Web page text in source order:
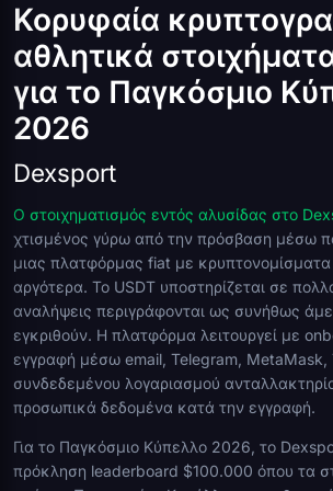
Κορυφαία
αθλητικά
για το Παγκόσμιο
2026
Dexsport
Ο στοιχηματισμός εντός αλυσίδας στο
χτισμένος γύρω από την πρόσβαση μέσω
μιας πλατφόρμας fiat με κρυπτονομίσματα
αργότερα. Το USDT υποστηρίζεται σε
αναλήψεις περιγράφονται ως συνήθως
εγκριθούν. Η πλατφόρμα λειτουργεί με
εγγραφή μέσω email, Telegram, MetaMask,
συνδεδεμένου λογαριασμού
προσωπικά δεδομένα κατά την εγγραφή.
Για το Παγκόσμιο Κύπελλο 2026, το
πρόκληση leaderboard $100.000 όπου τα